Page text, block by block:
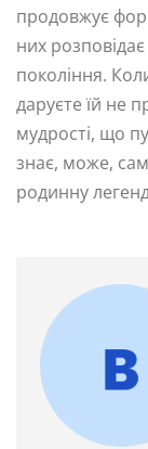
продовжує
них
покоління.
даруєте їй не
мудрості, що
знає, може,
родинну